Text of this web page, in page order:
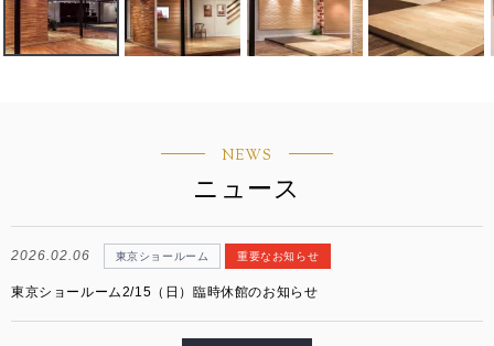
プロユーザーサイト for Professional
フローリングリフォームお悩み解決サイト
フローリング総合研究所
NEWS
ニュース
2026.02.06 東京ショールーム 重要なお知らせ
東京ショールーム2/15（日）臨時休館のお知らせ